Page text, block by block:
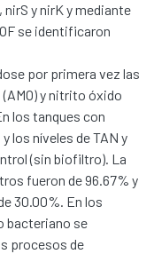
y nirK y mediante
se identificaron
por primera vez las
y nitrito óxido
los tanques con
los níveles de TAN y
(sin biofiltro). La
fueron de 96.67% y
30.00%. En los
bacteriano se
procesos de